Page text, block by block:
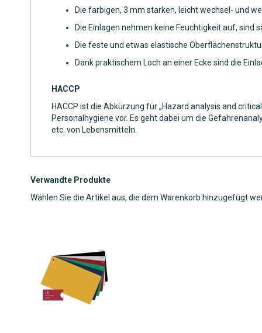
Die farbigen, 3 mm starken, leicht wechsel- und
Die Einlagen nehmen keine Feuchtigkeit auf,
Die feste und etwas elastische
Dank praktischem Loch an einer Ecke sind die
HACCP
HACCP ist die Abkürzung für „Hazard analysis and
Personalhygiene vor. Es geht dabei um die
etc. von Lebensmitteln.
Verwandte Produkte
Wählen Sie die Artikel aus, die dem Warenkorb hinzugefügt